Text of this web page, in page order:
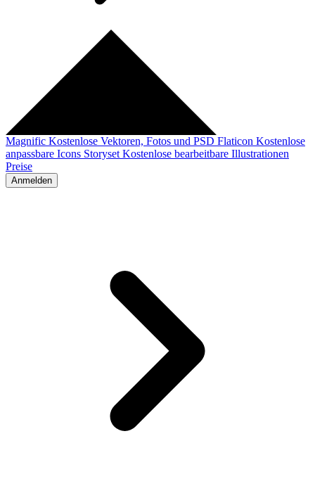
Magnific Kostenlose Vektoren, Fotos und PSD Flaticon Kostenlose
anpassbare Icons Storyset Kostenlose bearbeitbare Illustrationen
Preise
Anmelden